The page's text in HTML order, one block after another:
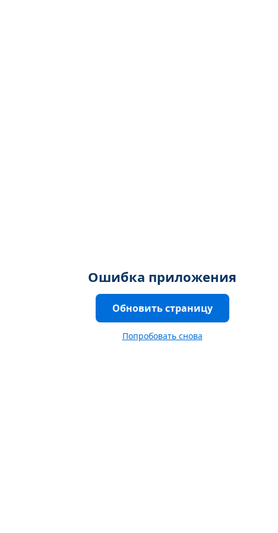
Ошибка приложения
Обновить страницу
Попробовать снова